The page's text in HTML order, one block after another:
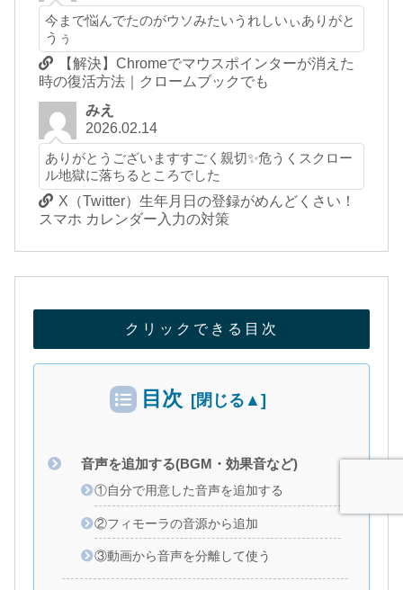
今まで悩んでたのがウソみたいうれしいぃありがと
うぅ
【解決】Chromeでマウスポインターが消えた
時の復活方法｜クロームブックでも
みえ
2026.02.14
ありがとうございますすごく親切✨危うくスクロー
ル地獄に落ちるところでした
X（Twitter）生年月日の登録がめんどくさい！
スマホ カレンダー入力の対策
クリックできる目次
目次
音声を追加する(BGM・効果音など)
①自分で用意した音声を追加する
②フィモーラの音源から追加
③動画から音声を分離して使う